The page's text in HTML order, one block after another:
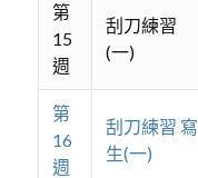
第
15
週
刮刀練習
(一)
第
16
週
刮刀練習 寫
生(一)